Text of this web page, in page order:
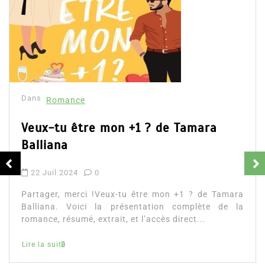
Dans Romance
Romances – l’actualité : été 2026
6 Juil 2026
Trois nouveautés récentes à lire si vous aimez les